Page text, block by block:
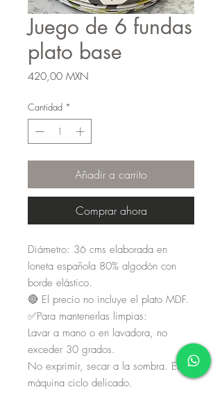
Juego de 6 fundas
plato base
420,00 MXN
Cantidad *
Añadir a carrito
Comprar ahora
Diámetro: 36 cms elaborada en
loneta española 80% algodón con
borde elástico.
🔴 El precio no incluye el plato MDF.
✅Para mantenerlas limpias:
Lavar a mano o en lavadora, no
exceder 30 grados.
No exprimir, secar a la sombra. En
máquina ciclo delicado.